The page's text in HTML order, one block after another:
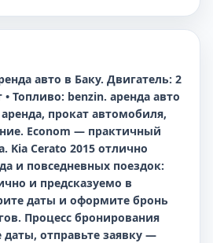
авто в Баку. Двигатель: 2
Топливо: benzin. аренда авто
прокат автомобиля,
Econom — практичный
Kia Cerato 2015 отлично
и повседневных поездок:
и предсказуемо в
даты и оформите бронь
Процесс бронирования
отправьте заявку —